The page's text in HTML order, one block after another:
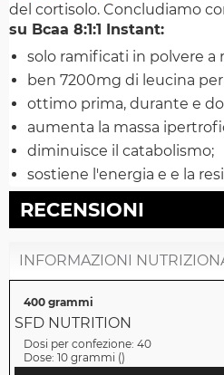
del cortisolo. Concludiamo
su Bcaa 8:1:1 Instant:
solo ramificati in polvere a
ben 7200mg di leucina
ottimo prima, durante e
aumenta la massa
diminuisce il catabolismo;
sostiene l'energia e e la
RECENSIONI
INFORMAZIONI
400 grammi
SFD NUTRITION
Dosi per confezione: 40
Dose: 10 grammi ()